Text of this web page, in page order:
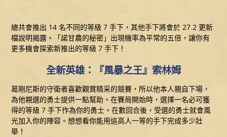
總共會推出 14 名不同的等級 7 手下，其他手下將會於 27.2 更新
檔說明揭露。「諾甘農的秘密」出現機率為平常的五倍，讓你有
更多機會探索新推出的等級 7 手下！
全新英雄：『風暴之王』索林姆
葛剛尼斯的守衛者喜歡觀賞精采的競賽，所以他本人親自下場，
為他親選的勇士提供一點幫助。在賽局開始時，選擇一名必可獲
得的等級 7 手下作為你的勇士。在數回合後，受選的勇士就會風
光加入你的陣容。想想看你能用這高人一等的手下完成多少壯
舉！